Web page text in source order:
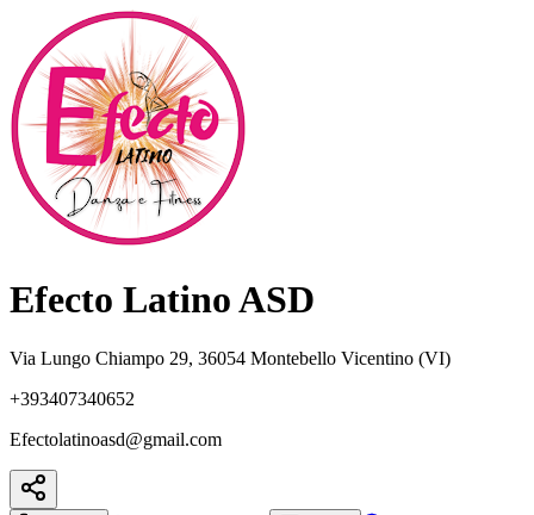
Efecto Latino ASD
Via Lungo Chiampo 29, 36054 Montebello Vicentino (VI)
+393407340652
Efectolatinoasd@gmail.com